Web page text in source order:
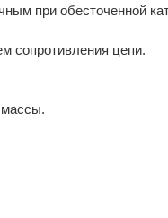
при обесточенной
сопротивления цепи.
массы.